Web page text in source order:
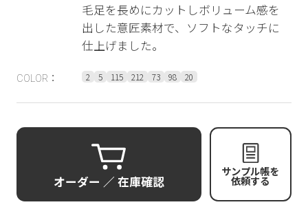
毛足を長めにカットしボリューム感を
出した意匠素材で、ソフトなタッチに
仕上げました。
COLOR： 2 5 115 212 73 98 20
オーダー ／ 在庫確認
サンプル帳を
依頼する